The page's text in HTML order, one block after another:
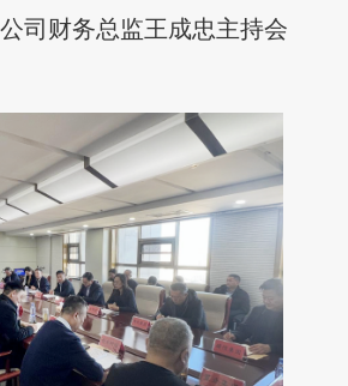
司财务总监王成忠主持会